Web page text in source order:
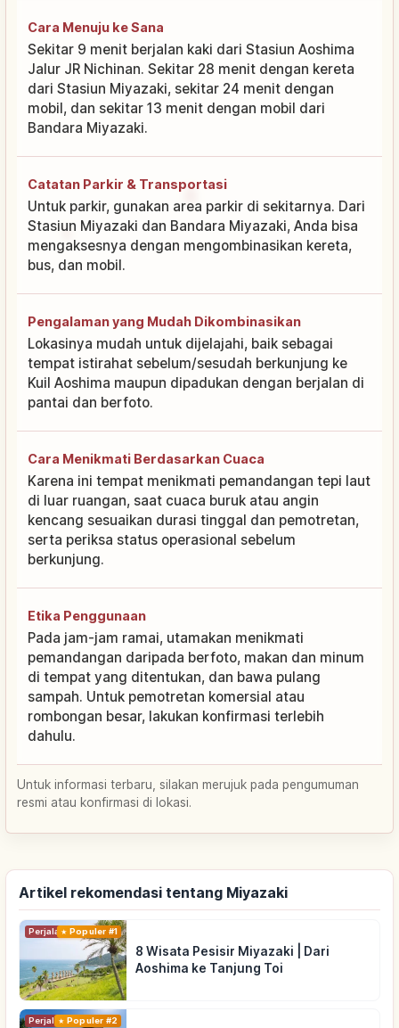
Cara Menuju ke Sana
Sekitar 9 menit berjalan kaki dari Stasiun Aoshima
Jalur JR Nichinan. Sekitar 28 menit dengan kereta
dari Stasiun Miyazaki, sekitar 24 menit dengan
mobil, dan sekitar 13 menit dengan mobil dari
Bandara Miyazaki.
Catatan Parkir & Transportasi
Untuk parkir, gunakan area parkir di sekitarnya. Dari
Stasiun Miyazaki dan Bandara Miyazaki, Anda bisa
mengaksesnya dengan mengombinasikan kereta,
bus, dan mobil.
Pengalaman yang Mudah Dikombinasikan
Lokasinya mudah untuk dijelajahi, baik sebagai
tempat istirahat sebelum/sesudah berkunjung ke
Kuil Aoshima maupun dipadukan dengan berjalan di
pantai dan berfoto.
Cara Menikmati Berdasarkan Cuaca
Karena ini tempat menikmati pemandangan tepi laut
di luar ruangan, saat cuaca buruk atau angin
kencang sesuaikan durasi tinggal dan pemotretan,
serta periksa status operasional sebelum
berkunjung.
Etika Penggunaan
Pada jam-jam ramai, utamakan menikmati
pemandangan daripada berfoto, makan dan minum
di tempat yang ditentukan, dan bawa pulang
sampah. Untuk pemotretan komersial atau
rombongan besar, lakukan konfirmasi terlebih
dahulu.
Untuk informasi terbaru, silakan merujuk pada pengumuman
resmi atau konfirmasi di lokasi.
Artikel rekomendasi tentang Miyazaki
PerjalananPopuler #1
8 Wisata Pesisir Miyazaki | Dari
Aoshima ke Tanjung Toi
PerjalananPopuler #2